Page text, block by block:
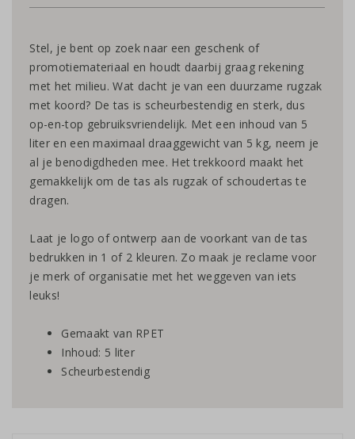
Stel, je bent op zoek naar een geschenk of
promotiemateriaal en houdt daarbij graag rekening
met het milieu. Wat dacht je van een duurzame rugzak
met koord? De tas is scheurbestendig en sterk, dus
op-en-top gebruiksvriendelijk. Met een inhoud van 5
liter en een maximaal draaggewicht van 5 kg, neem je
al je benodigdheden mee. Het trekkoord maakt het
gemakkelijk om de tas als rugzak of schoudertas te
dragen.
Laat je logo of ontwerp aan de voorkant van de tas
bedrukken in 1 of 2 kleuren. Zo maak je reclame voor
je merk of organisatie met het weggeven van iets
leuks!
Gemaakt van RPET
Inhoud: 5 liter
Scheurbestendig